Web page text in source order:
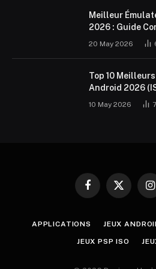
Meilleur
2026 : Guide
20 May 2026
Top 10
Android 2026
10 May 2026
Facebook
X
APPLICATIONS JEUX
JEUX PSP ISO